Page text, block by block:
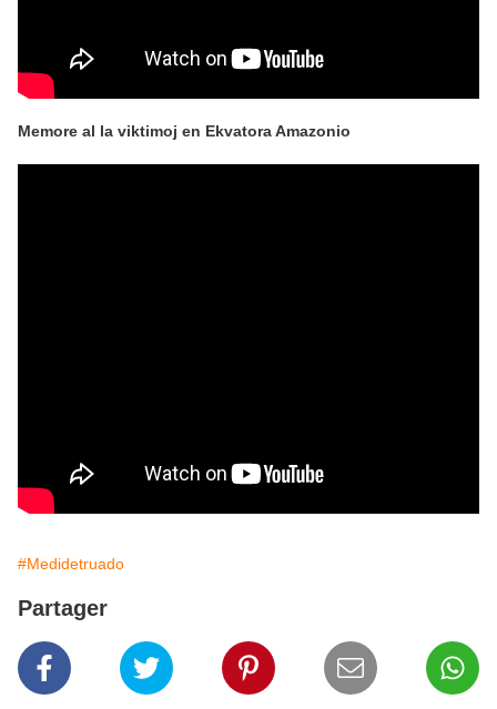
Memore al la viktimoj en Ekvatora Amazonio
#Medidetruado
Partager